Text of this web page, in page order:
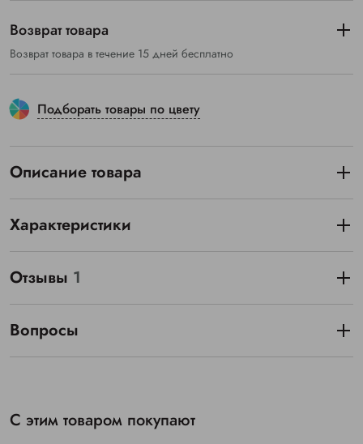
Возврат товара
Возврат товара в течение 15 дней бесплатно
Подборать товары по цвету
Описание товара
Характеристики
Отзывы 1
Вопросы
С этим товаром покупают